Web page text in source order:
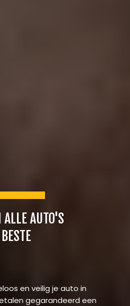
AUTO'S
en veilig je auto in
gegarandeerd een